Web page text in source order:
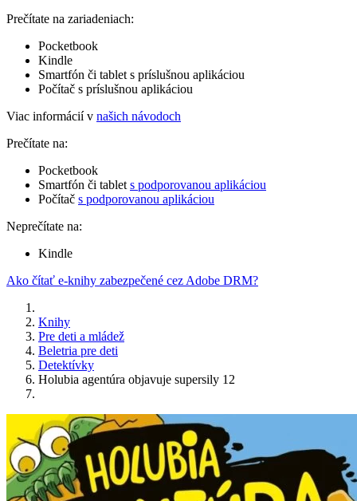
Prečítate na zariadeniach:
Pocketbook
Kindle
Smartfón či tablet s príslušnou aplikáciou
Počítač s príslušnou aplikáciou
Viac informácií v našich návodoch
Prečítate na:
Pocketbook
Smartfón či tablet s podporovanou aplikáciou
Počítač s podporovanou aplikáciou
Neprečítate na:
Kindle
Ako čítať e-knihy zabezpečené cez Adobe DRM?
Knihy
Pre deti a mládež
Beletria pre deti
Detektívky
Holubia agentúra objavuje supersily 12